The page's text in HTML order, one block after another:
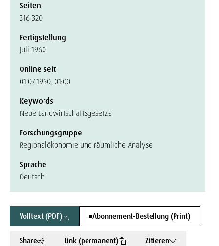
Seiten
316-320
Fertigstellung
Juli 1960
Online seit
01.07.1960, 01:00
Keywords
Neue Landwirtschaftsgesetze
Forschungsgruppe
Regionalökonomie und räumliche Analyse
Sprache
Deutsch
Volltext (PDF) Abonnement-Bestellung (Print)
Share Link (permanent) Zitieren